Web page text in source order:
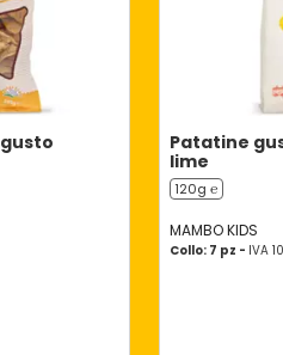
Patatine
lime
120g ℮
MAMBO KIDS
Collo: 7 pz - IVA